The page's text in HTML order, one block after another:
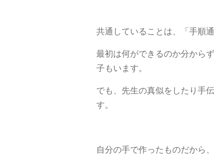
共通していることは、「手順
最初は何ができるのか分から
子もいます。
でも、先生の真似をしたり手
す。
自分の手で作ったものだから